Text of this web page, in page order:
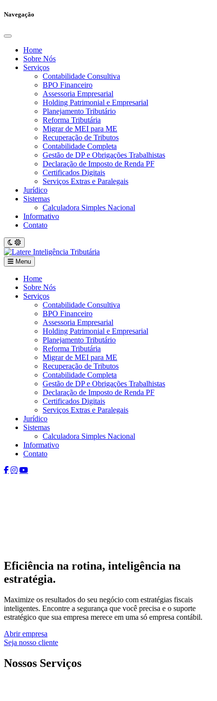
Navegação
Home
Sobre Nós
Serviços
Contabilidade Consultiva
BPO Financeiro
Assessoria Empresarial
Holding Patrimonial e Empresarial
Planejamento Tributário
Reforma Tributária
Migrar de MEI para ME
Recuperação de Tributos
Contabilidade Completa
Gestão de DP e Obrigações Trabalhistas
Declaração de Imposto de Renda PF
Certificados Digitais
Serviços Extras e Paralegais
Jurídico
Sistemas
Calculadora Simples Nacional
Informativo
Contato
Menu
Home
Sobre Nós
Serviços
Contabilidade Consultiva
BPO Financeiro
Assessoria Empresarial
Holding Patrimonial e Empresarial
Planejamento Tributário
Reforma Tributária
Migrar de MEI para ME
Recuperação de Tributos
Contabilidade Completa
Gestão de DP e Obrigações Trabalhistas
Declaração de Imposto de Renda PF
Certificados Digitais
Serviços Extras e Paralegais
Jurídico
Sistemas
Calculadora Simples Nacional
Informativo
Contato
Eficiência na rotina, inteligência na
estratégia.
Maximize os resultados do seu negócio com estratégias fiscais
inteligentes. Encontre a segurança que você precisa e o suporte
estratégico que sua empresa merece em uma só empresa contábil.
Abrir empresa
Seja nosso cliente
Nossos Serviços